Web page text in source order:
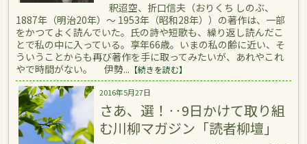
釈迢空、折口信夫（おりくち しのぶ、
1887年（明治20年）～ 1953年（昭和28年））の著作は、一部
をかつてよく読んでいた。氏の詩や短歌も、繰り返し読んだこ
とで私の中に入っている。享年66歳。いまの私の齢に近い、そ
ういうことからも再び著作を手に取ってみたいが、あれやこれ
やで時間がない。 伊勢... 【続きを読む】
2016年5月27日
さあ、選！‥9日かけて取り組
む川柳マガジン「読者柳壇」